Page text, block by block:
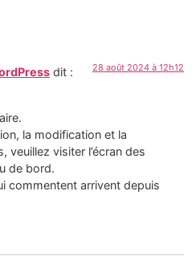
dit : 28 août 2024 à 12h12
la modification et la
veuillez visiter l’écran des
de bord.
commentent arrivent depuis